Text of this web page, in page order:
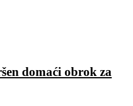
domaći obrok za